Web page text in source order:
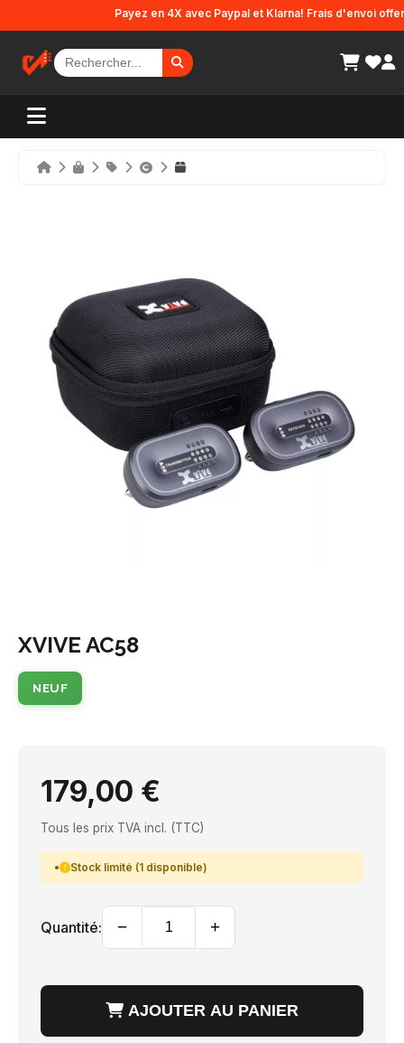
Payez en 4X avec Paypal et Klarna! Frais d'envoi
XVIVE AC58
NEUF
179,00 €
Tous les prix TVA incl. (TTC)
Stock limité (1 disponible)
Quantité: − +
AJOUTER AU PANIER
Panneau de gestion des cookies